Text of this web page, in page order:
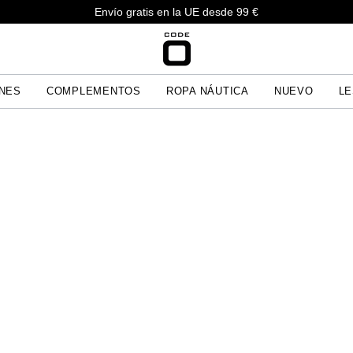
Envío gratis en la UE desde 99 €
COMPLEMENTOS ROPA NÁUTICA NUEVO